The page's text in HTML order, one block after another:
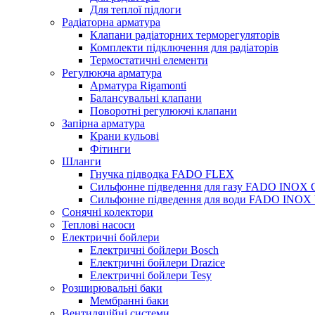
Для теплої підлоги
Радіаторна арматура
Клапани радіаторних терморегуляторів
Комплекти підключення для радіаторів
Термостатичні елементи
Регулююча арматура
Арматура Rigamonti
Балансувальні клапани
Поворотні регулюючі клапани
Запірна арматура
Крани кульові
Фітинги
Шланги
Гнучка підводка FADO FLEX
Сильфонне підведення для газу FADO INOX
Сильфонне підведення для води FADO INOX
Сонячні колектори
Теплові насоси
Електричні бойлери
Електричні бойлери Bosch
Електричні бойлери Drazice
Електричні бойлери Tesy
Розширювальні баки
Мембранні баки